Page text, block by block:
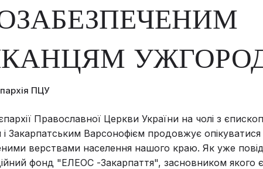
ПЦУ
Православної Церкви України на чолі з
Закарпатським Варсонофієм продовжує опікуватися
верствами населення нашого краю. Як уже
фонд "ЕЛЕОС -Закарпаття", засновником якого